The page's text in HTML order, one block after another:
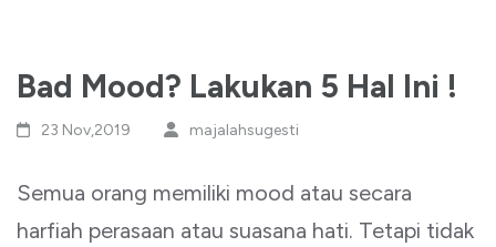
Bad Mood? Lakukan 5 Hal Ini !
23 Nov,2019 majalahsugesti
Semua orang memiliki mood atau secara
harfiah perasaan atau suasana hati. Tetapi tidak